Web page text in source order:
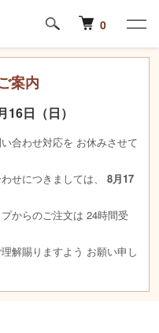
0
案内
日（日）
合わせ対応を お休みさせて
せにつきましては、 8月17
からのご注文は 24時間受
解賜りますよう お願い申し